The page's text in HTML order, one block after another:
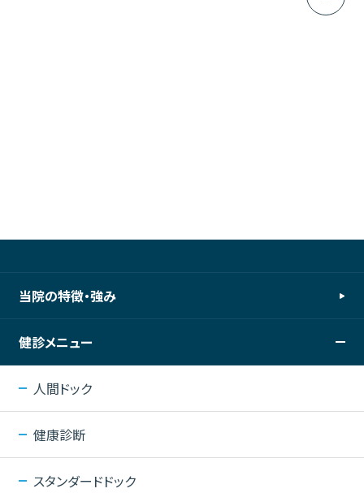
当院の特徴・強み
健診メニュー
人間ドック
健康診断
スタンダードドック